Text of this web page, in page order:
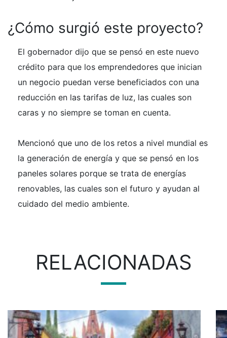
¿Cómo surgió este proyecto?
El gobernador dijo que se pensó en este nuevo
crédito para que los emprendedores que inician
un negocio puedan verse beneficiados con una
reducción en las tarifas de luz, las cuales son
caras y no siempre se toman en cuenta.
Mencionó que uno de los retos a nivel mundial es
la generación de energía y que se pensó en los
paneles solares porque se trata de energías
renovables, las cuales son el futuro y ayudan al
cuidado del medio ambiente.
RELACIONADAS